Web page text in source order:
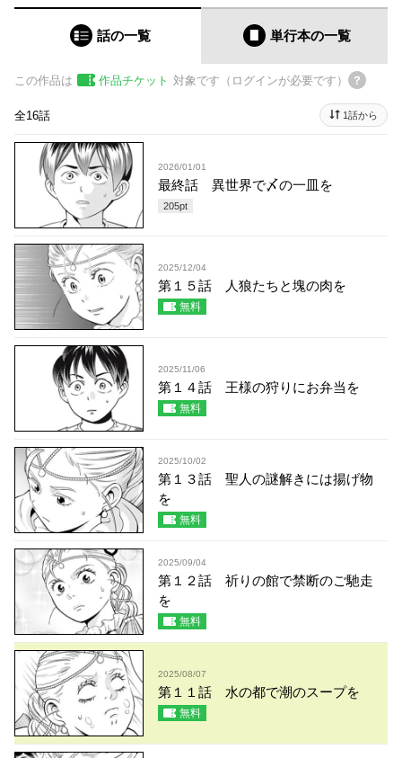
話の一覧 単行本の一覧
この作品は 作品チケット 対象です（ログインが必要です）
全16話 1話から
2026/01/01
最終話 異世界で〆の一皿を
205pt
2025/12/04
第１５話 人狼たちと塊の肉を
無料
2025/11/06
第１４話 王様の狩りにお弁当を
無料
2025/10/02
第１３話 聖人の謎解きには揚げ物
を
無料
2025/09/04
第１２話 祈りの館で禁断のご馳走
を
無料
2025/08/07
第１１話 水の都で潮のスープを
無料